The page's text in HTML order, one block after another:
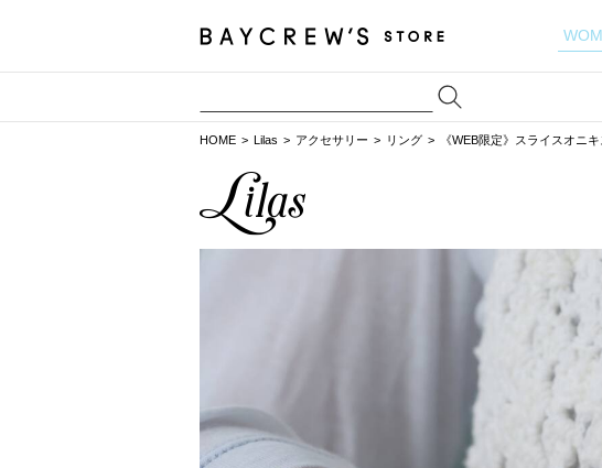
HOME Lilas アクセサリー リング 《WEB限定》スライスオニ